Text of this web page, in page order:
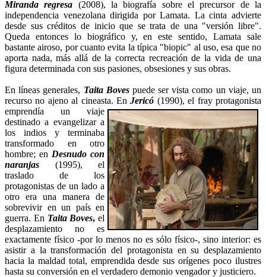
Miranda regresa (2008), la biografía sobre el precursor de la
independencia venezolana dirigida por Lamata. La cinta advierte
desde sus créditos de inicio que se trata de una "versión libre".
Queda entonces lo biográfico y, en este sentido, Lamata sale
bastante airoso, por cuanto evita la típica "biopic" al uso, esa que no
aporta nada, más allá de la correcta recreación de la vida de una
figura determinada con sus pasiones, obsesiones y sus obras.
En líneas generales, Taita Bovespuede ser vista como un viaje, un
recurso no ajeno al cineasta. EnJericó (1990), el fray protagonista
emprendía un viaje
destinado a evangelizar a
los indios y terminaba
transformado en otro
hombre; en Desnudo con
naranjas (1995), el
traslado de los
protagonistas de un lado a
otro era una manera de
sobrevivir en un país en
guerra. En Taita Boves, el
desplazamiento no es
exactamente físico -por lo menos no es sólo físico-, sino interior: es
asistir a la transformación del protagonista en su desplazamiento
hacia la maldad total, emprendida desde sus orígenes poco ilustres
hasta su conversión en el verdadero demonio vengador y justiciero.